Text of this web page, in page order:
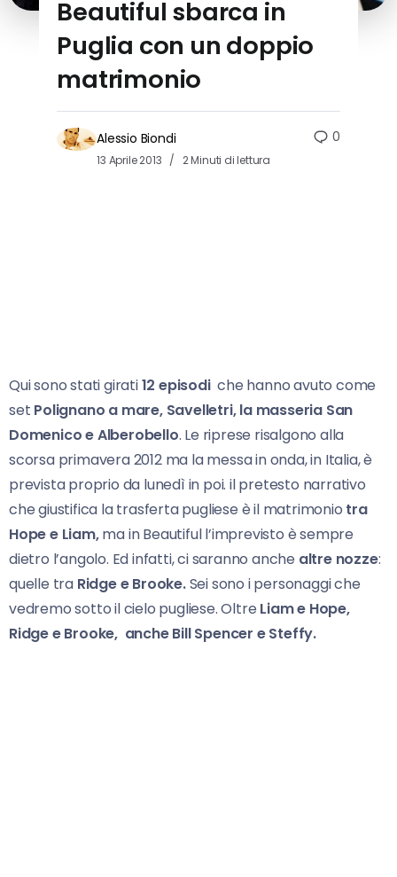
Beautiful sbarca in
Puglia con un doppio
matrimonio
Alessio Biondi
13 Aprile 2013 2 Minuti di lettura
0
Qui sono stati girati12 episodi che hanno avuto come
set Polignano a mare, Savelletri, la masseria San
Domenico e Alberobello. Le riprese risalgono alla
scorsa primavera 2012 ma la messa in onda, in Italia, è
prevista proprio da lunedì in poi. il pretesto narrativo
che giustifica la trasferta pugliese è il matrimonio tra
Hope e Liam,ma in Beautiful l’imprevisto è sempre
dietro l’angolo. Ed infatti, ci saranno anche altre nozze:
quelle tra Ridge e Brooke.Sei sono i personaggi che
vedremo sotto il cielo pugliese. Oltre Liam e Hope,
Ridge e Brooke, anche Bill Spencer e Steffy.